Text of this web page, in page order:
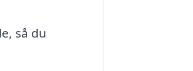
så du